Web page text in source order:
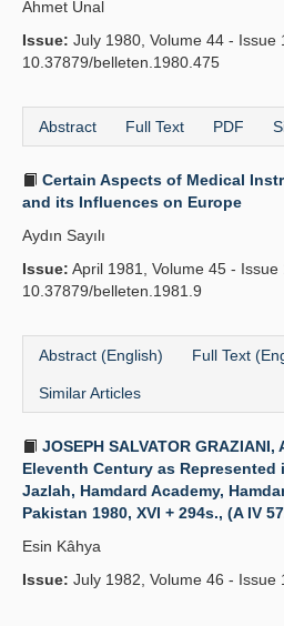
Ahmet Ünal
Issue: July 1980, Volume 44 - Issue
10.37879/belleten.1980.475
Abstract Full Text PDF
Certain Aspects of Medical
and its Influences on Europe
Aydın Sayılı
Issue: April 1981, Volume 45 - Issue
10.37879/belleten.1981.9
Abstract (English) Full Text
Similar Articles
JOSEPH SALVATOR
Eleventh Century as Represented
Jazlah, Hamdard Academy,
Pakistan 1980, XVI + 294s., (A IV
Esin Kâhya
Issue: July 1982, Volume 46 - Issue